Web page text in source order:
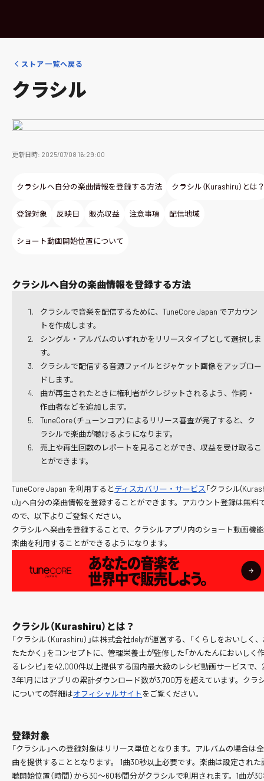
ストア一覧へ戻る
クラシル
更新日時: 2025/07/08 16:29:00
クラシルへ自分の楽曲情報を登録する方法 クラシル（Kurashiru）とは
登録対象 反映日 販売収益 注意事項 配信地域
ショート動画開始位置について
クラシルへ自分の楽曲情報を登録する方法
クラシルで音楽を配信するために、TuneCore Japan でアカウン
トを作成します。
シングル・アルバムのいずれかをリリースタイプとして選択しま
す。
クラシルで配信する音源ファイルとジャケット画像をアップロー
ドします。
曲が再生されたときに権利者がクレジットされるよう、作詞・
作曲者などを追加します。
TuneCore（チューンコア）によるリリース審査が完了すると、ク
ラシルで楽曲が聴けるようになります。
売上や再生回数のレポートを見ることができ、収益を受け取るこ
とができます。
TuneCore Japan を利用するとディスカバリー・サービス 「クラシル
u)」へ自分の楽曲情報を登録することができます。アカウント登録は無料
ので、以下よりご登録ください。
クラシルへ楽曲を登録することで、クラシルアプリ内のショート動画機
楽曲を利用することができるようになります。
クラシル（Kurashiru）とは？
「クラシル（Kurashiru）」は株式会社delyが運営する、「くらしをおいしく
たたかく」をコンセプトに、管理栄養士が監修した「かんたんにおいしく
るレシピ」を42,000件以上提供する国内最大級のレシピ動画サービスで、
3年1月にはアプリの累計ダウンロード数が3,700万を超えています。クラ
についての詳細はオフィシャルサイト をご覧ください。
登録対象
「クラシル」への登録対象はリリース単位となります。アルバムの場合は
曲を提供することとなります。 1曲30秒以上必要です。楽曲は設定された
聴開始位置（時間）から30〜60秒間分がクラシルで利用されます。1曲が